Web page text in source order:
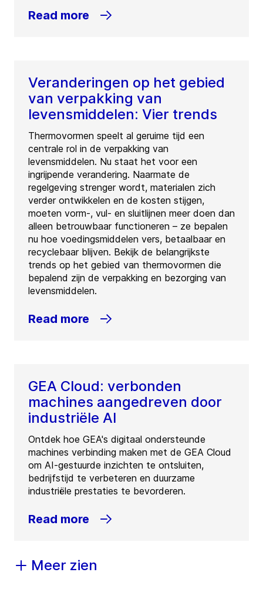
Read more
Veranderingen op het gebied
van verpakking van
levensmiddelen: Vier trends
Thermovormen speelt al geruime tijd een
centrale rol in de verpakking van
levensmiddelen. Nu staat het voor een
ingrijpende verandering. Naarmate de
regelgeving strenger wordt, materialen zich
verder ontwikkelen en de kosten stijgen,
moeten vorm-, vul- en sluitlijnen meer doen dan
alleen betrouwbaar functioneren – ze bepalen
nu hoe voedingsmiddelen vers, betaalbaar en
recyclebaar blijven. Bekijk de belangrijkste
trends op het gebied van thermovormen die
bepalend zijn de verpakking en bezorging van
levensmiddelen.
Read more
GEA Cloud: verbonden
machines aangedreven door
industriële AI
Ontdek hoe GEA's digitaal ondersteunde
machines verbinding maken met de GEA Cloud
om AI-gestuurde inzichten te ontsluiten,
bedrijfstijd te verbeteren en duurzame
industriële prestaties te bevorderen.
Read more
Meer zien